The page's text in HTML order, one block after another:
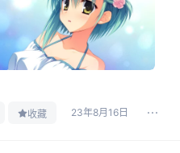
收藏 23年8月16日